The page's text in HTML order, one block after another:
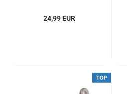
24,99 EUR
TOP